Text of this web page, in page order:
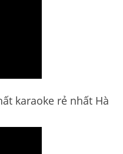
karaoke rẻ nhất Hà